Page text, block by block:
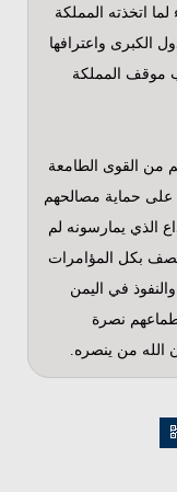
لما اتخذته المملكة
الكبرى واعترافها
موقف المملكة
من القوى الطامعة
على حماية مصالحهم
الذي يمارسونه لم
بكل المؤامرات
في اليمن
نصرة
الله من ينصره.